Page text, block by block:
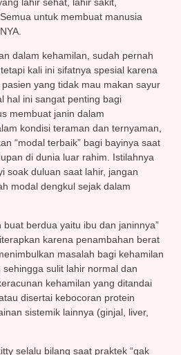
untuk membuat manusia
dalam kehamilan, sudah pernah
kali ini sifatnya spesial karena
yang tidak mau makan sayur
hal ini sangat penting bagi
membuat janin dalam
kondisi teraman dan ternyaman,
“modal terbaik” bagi bayinya saat
di dunia luar rahim. Istilahnya
soak duluan saat lahir, jangan
modal dengkul sejak dalam
buat berdua yaitu ibu dan janinnya”
karena penambahan berat
masalah bagi kehamilan
sulit lahir normal dan
kehamilan yang ditandai
disertai kebocoran protein
sistemik lainnya (ginjal, liver,
selalu bilang saat praktek “gak